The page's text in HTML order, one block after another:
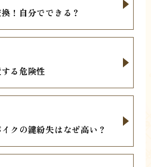
！自分でできる？
る危険性
クの鍵紛失はなぜ高い？